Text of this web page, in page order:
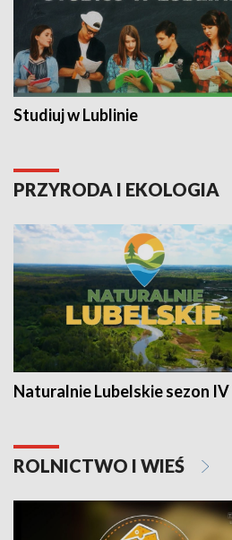
Studiuj w Lublinie
PRZYRODA I EKOLOGIA
Naturalnie Lubelskie sezon IV
ROLNICTWO I WIEŚ